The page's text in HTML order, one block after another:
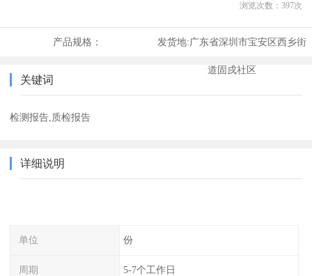
浏览次数： 397次
产品规格： 发货地:广东省深圳市宝安区西乡街
道固戍社区
关键词
检测报告,质检报告
详细说明
单位 份
周期 5-7个工作日